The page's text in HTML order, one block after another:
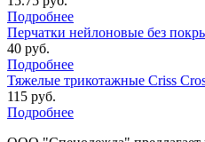
Подробнее
Перчатки нейлоновые без
40 руб.
Подробнее
Тяжелые трикотажные Criss
115 руб.
Подробнее